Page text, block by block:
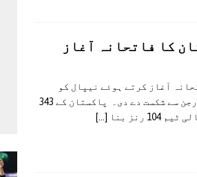
کا فاتحانہ آغاز
آغاز کرتے ہوئے نیپال کو
باآسانی 238 رنز کے بھاری مارجن سے شکست دے دی۔ پاکستان کے 343
رنز بنا
[…]